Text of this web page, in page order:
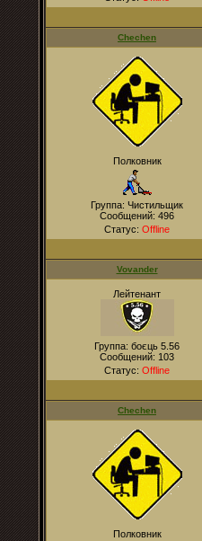
Chechen
Полковник
Группа: Чистильщик
Сообщений: 496
Статус: Offline
Vovander
Лейтенант
Группа: боєць 5.56
Сообщений: 103
Статус: Offline
Chechen
Полковник